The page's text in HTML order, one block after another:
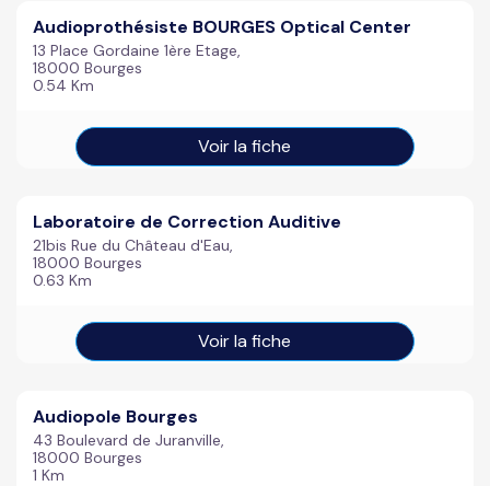
Audioprothésiste BOURGES Optical Center
13 Place Gordaine 1ère Etage,
18000 Bourges
0.54 Km
Voir la fiche
Laboratoire de Correction Auditive
21bis Rue du Château d'Eau,
18000 Bourges
0.63 Km
Voir la fiche
Audiopole Bourges
43 Boulevard de Juranville,
18000 Bourges
1 Km